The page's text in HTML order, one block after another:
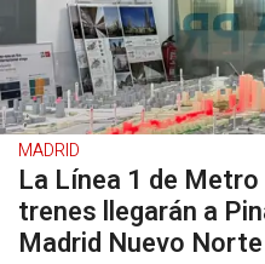
MADRID
La Línea 1 de
trenes llegarán a
Madrid Nuevo Norte